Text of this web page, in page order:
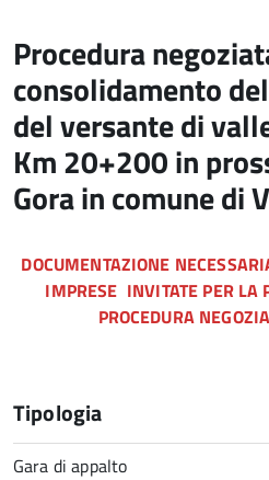
Procedura
consolidamento
del versante di
Km 20+200 in
Gora in comune di
DOCUMENTAZIONE
IMPRESE INVITATE PER LA
PROCEDURA
Tipologia
Gara di appalto